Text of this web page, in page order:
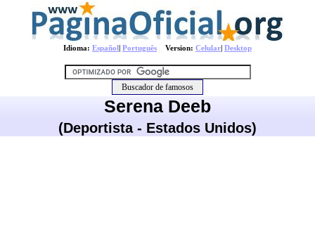
Idioma: Español| Português Version: Celular| Desktop
Serena Deeb
(Deportista - Estados Unidos)